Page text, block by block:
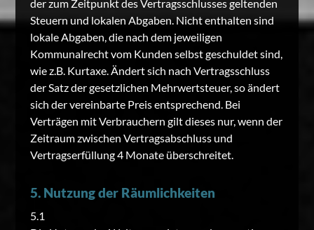
der zum Zeitpunkt des Vertragsschlusses geltenden
Steuern und lokalen Abgaben. Nicht enthalten sind
lokale Abgaben, die nach dem jeweiligen
Kommunalrecht vom Kunden selbst geschuldet sind,
wie z.B. Kurtaxe. Ändert sich nach Vertragsschluss
der Satz der gesetzlichen Mehrwertsteuer, so ändert
sich der vereinbarte Preis entsprechend. Bei
Verträgen mit Verbrauchern gilt dieses nur, wenn der
Zeitraum zwischen Vertragsabschluss und
Vertragserfüllung 4 Monate überschreitet.
5. Nutzung der Räumlichkeiten
5.1